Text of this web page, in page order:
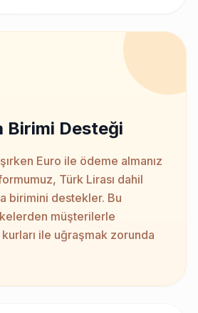
Birimi Desteği
Euro ile ödeme almanız
Türk Lirası dahil
birimini destekler. Bu
müşterilerle
ile uğraşmak zorunda